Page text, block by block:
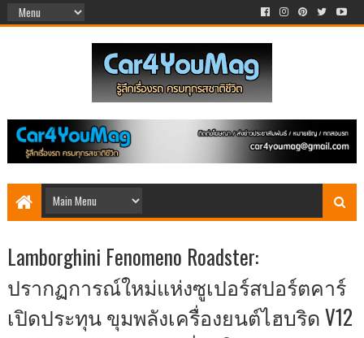
Lamborghini Fenomeno Roadster:
ปรากฏการณ์ใหม่แห่งซูเปอร์สปอร์ตคาร์
เปิดประทุน ขุมพลังเครื่องยนต์ไฮบริด V12